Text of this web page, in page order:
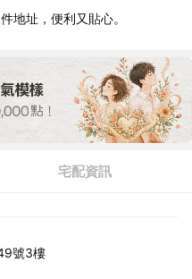
地址，便利又貼心。
宅配資訊
號3樓